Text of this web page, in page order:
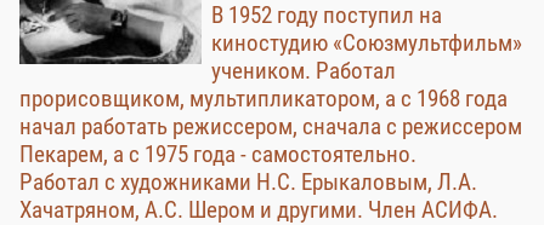
В 1952 году поступил на
киностудию «Союзмультфильм»
учеником. Работал
прорисовщиком, мультипликатором, а с 1968 года
начал работать режиссером, сначала с режиссером
Пекарем, а с 1975 года - самостоятельно.
Работал с художниками Н.С. Ерыкаловым, Л.А.
Хачатряном, А.С. Шером и другими. Член АСИФА.